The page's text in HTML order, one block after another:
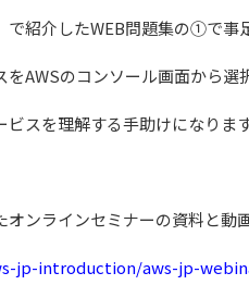
紹介したWEB問題集の①で事
AWSのコンソール画面から選
スを理解する手助けになります
ンラインセミナーの資料と動
jp-introduction/aws-jp-